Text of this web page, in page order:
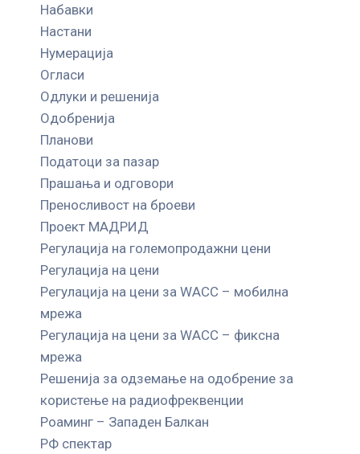
Набавки
Настани
Нумерација
Огласи
Одлуки и решенија
Одобренија
Планови
Податоци за пазар
Прашања и одговори
Преносливост на броеви
Проект МАДРИД
Регулација на големопродажни цени
Регулација на цени
Регулација на цени за WACC – мобилна
мрежа
Регулација на цени за WACC – фиксна
мрежа
Решенија за одземање на одобрение за
користење на радиофреквенции
Роаминг – Западен Балкан
РФ спектар